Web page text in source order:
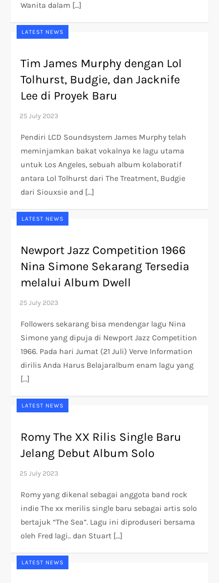
Wanita dalam […]
LATEST NEWS
Tim James Murphy dengan Lol
Tolhurst, Budgie, dan Jacknife
Lee di Proyek Baru
Pendiri LCD Soundsystem James Murphy telah
meminjamkan bakat vokalnya ke lagu utama
untuk Los Angeles, sebuah album kolaboratif
antara Lol Tolhurst dari The Treatment, Budgie
dari Siouxsie and […]
LATEST NEWS
Newport Jazz Competition 1966
Nina Simone Sekarang Tersedia
melalui Album Dwell
Followers sekarang bisa mendengar lagu Nina
Simone yang dipuja di Newport Jazz Competition
1966. Pada hari Jumat (21 Juli) Verve Information
dirilis Anda Harus Belajaralbum enam lagu yang
[…]
LATEST NEWS
Romy The XX Rilis Single Baru
Jelang Debut Album Solo
Romy yang dikenal sebagai anggota band rock
indie The xx merilis single baru sebagai artis solo
bertajuk “The Sea”. Lagu ini diproduseri bersama
oleh Fred lagi.. dan Stuart […]
LATEST NEWS